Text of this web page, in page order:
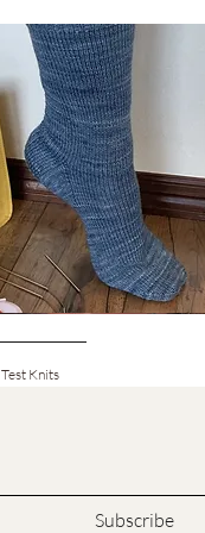
Aperçu rapide
Test Knits
Subscribe